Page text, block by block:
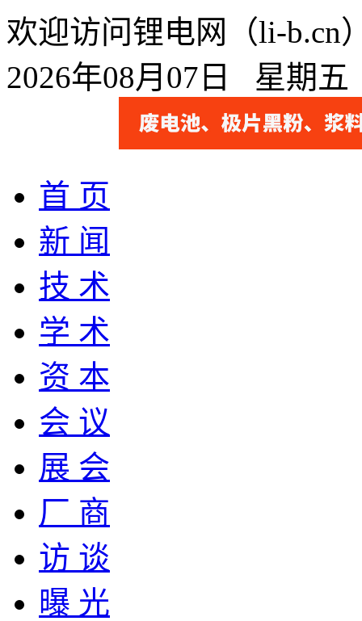
欢迎访问锂电网（li-b.cn
2026年08月07日 星期
首 页
新 闻
技 术
学 术
资 本
会 议
展 会
厂 商
访 谈
曝 光